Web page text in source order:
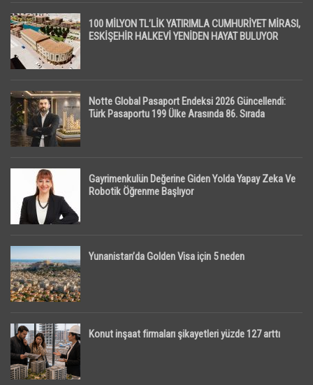
100 MİLYON TL’LİK YATIRIMLA CUMHURİYET MİRASI,
ESKİŞEHİR HALKEVİ YENİDEN HAYAT BULUYOR
Notte Global Pasaport Endeksi 2026 Güncellendi:
Türk Pasaportu 199 Ülke Arasında 86. Sırada
Gayrimenkulün Değerine Giden Yolda Yapay Zeka Ve
Robotik Öğrenme Başlıyor
Yunanistan’da Golden Visa için 5 neden
Konut inşaat firmaları şikayetleri yüzde 127 arttı